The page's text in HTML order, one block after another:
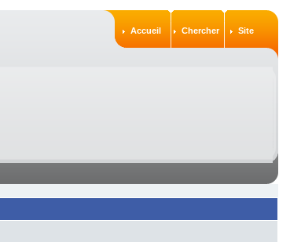
Accueil Chercher Site